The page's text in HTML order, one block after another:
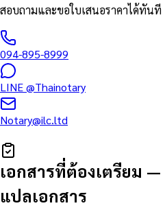
สอบถามและขอใบเสนอราคาได้ทันที
094-895-8999
LINE@Thainotary
Notary@ilc.ltd
เอกสารที่ต้องเตรียม —
แปลเอกสาร